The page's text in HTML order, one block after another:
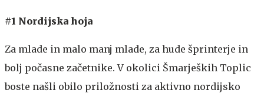
#1 Nordijska hoja
Za mlade in malo manj mlade, za hude šprinterje in
bolj počasne začetnike. V okolici Šmarjeških Toplic
boste našli obilo priložnosti za aktivno nordijsko